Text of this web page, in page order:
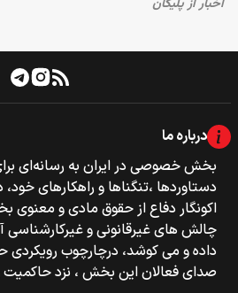
درباره ما
بخش خصوصی‌‌ در ایران به رسانه‌ای
دستاوردها ،تنگناها و راهکارهای
اکونگار دفاع از حقوق مادی و
چالش های غیرقانونی و غیرکارشناسی
داده و می کوشد، درچارچوب رویکردی
صدای فعالان این بخش ، نزد حاکمیت